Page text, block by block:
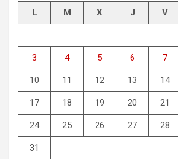
L M X J V
3 4 5 6 7
10 11 12 13 14
17 18 19 20 21
24 25 26 27 28
31